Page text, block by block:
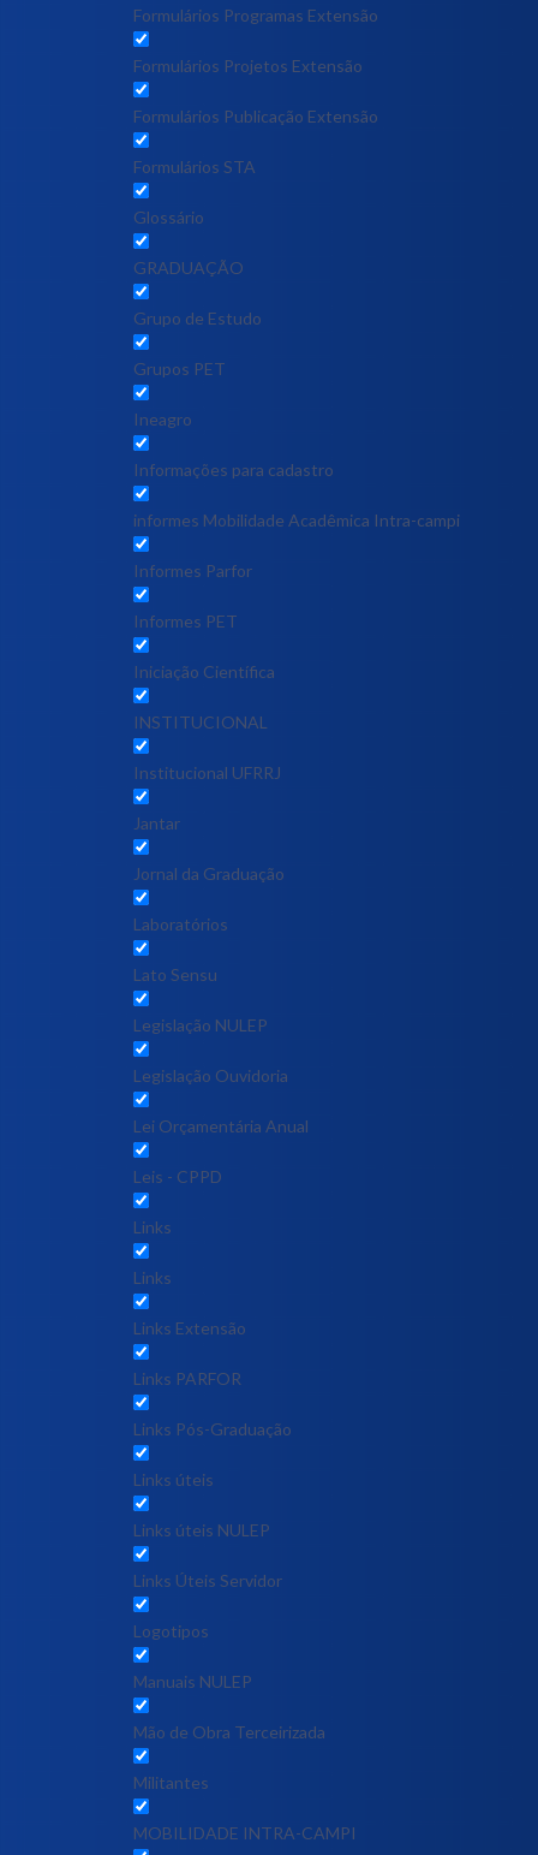
Formulários Programas Extensão
Formulários Projetos Extensão
Formulários Publicação Extensão
Formulários STA
Glossário
GRADUAÇÃO
Grupo de Estudo
Grupos PET
Ineagro
Informações para cadastro
informes Mobilidade Acadêmica Intra-campi
Informes Parfor
Informes PET
Iniciação Científica
INSTITUCIONAL
Institucional UFRRJ
Jantar
Jornal da Graduação
Laboratórios
Lato Sensu
Legislação NULEP
Legislação Ouvidoria
Lei Orçamentária Anual
Leis - CPPD
Links
Links
Links Extensão
Links PARFOR
Links Pós-Graduação
Links úteis
Links úteis NULEP
Links Úteis Servidor
Logotipos
Manuais NULEP
Mão de Obra Terceirizada
Militantes
MOBILIDADE INTRA-CAMPI